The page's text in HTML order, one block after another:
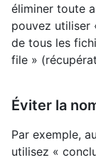
éliminer toute
pouvez utiliser
de tous les
file »
Éviter la
Par exemple,
utilisez «